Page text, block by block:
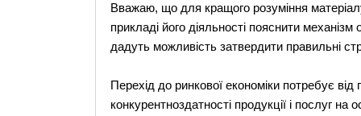
Вважаю, що для кращого розуміння
прикладі його діяльності пояснити
дадуть можливість затвердити правильні
Перехід до ринкової економіки потребує
конкурентноздатності продукції і послуг